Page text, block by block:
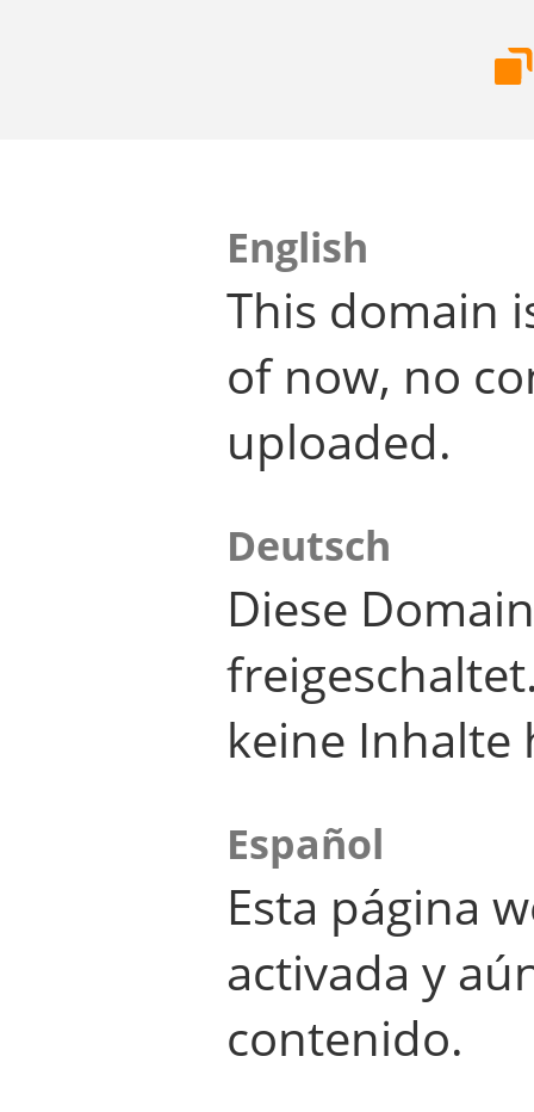
English
This domain
of now, no
uploaded.
Deutsch
Diese
keine Inhalte
Español
Esta página
activada y
contenido.